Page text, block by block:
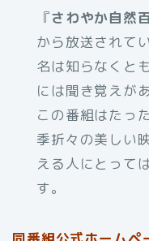
『さわやか自然
から放送されて
名は知らなくと
には聞き覚えが
この番組はたっ
季折々の美しい
える人にとって
す。